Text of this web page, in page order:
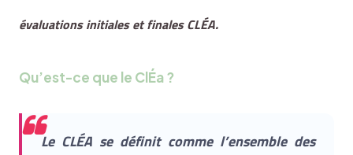
évaluations initiales et finales CLÉA.
Qu’est-ce que le ClÉa ?
Le CLÉA se définit commel’ensemble des